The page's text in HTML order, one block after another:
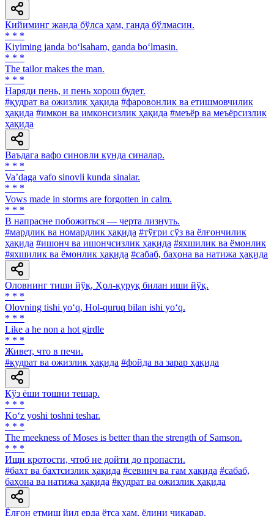
Кийиминг жанда бўлса ҳам, ганда бўлмасин.
* * *
Kiyiming janda bo‘lsaham, ganda bo‘lmasin.
* * *
The tailor makes the man.
* * *
Наряди пень, и пень хорош будет.
#қудрат ва ожизлик ҳақида #фаровонлик ва етишмовчилик
ҳақида #имкон ва имконсизлик ҳақида #меъёр ва меъёрсизлик
ҳақида
Ваъдага вафо синовли кунда синалар.
* * *
Va’daga vafo sinovli kunda sinalar.
* * *
Vows made in storms are forgotten in calm.
* * *
В напрасне побожиться — черта лизнуть.
#мардлик ва номардлик ҳақида #тўғри сўз ва ёлғончилик
ҳақида #ишонч ва ишончсизлик ҳақида #яхшилик ва ёмонлик
#яхшилик ва ёмонлик ҳақида #сабаб, баҳона ва натижа ҳақида
Оловнинг тиши йўқ, Ҳол-қуруқ билан иши йўқ.
* * *
Olovning tishi yo‘q, Hol-quruq bilan ishi yo‘q.
* * *
Like a he non a hot girdle
* * *
Живет, что в печи.
#қудрат ва ожизлик ҳақида #фойда ва зарар ҳақида
Кўз ёши тошни тешар.
* * *
Ko‘z yoshi toshni teshar.
* * *
The meekness of Moses is better than the strength of Samson.
* * *
Ищи кротости, чтоб не дойти до пропасти.
#бахт ва бахтсизлик ҳақида #севинч ва ғам ҳақида #сабаб,
баҳона ва натижа ҳақида #қудрат ва ожизлик ҳақида
Ёлғон етмиш йил ерда ётса ҳам, ёлини чиқарар.